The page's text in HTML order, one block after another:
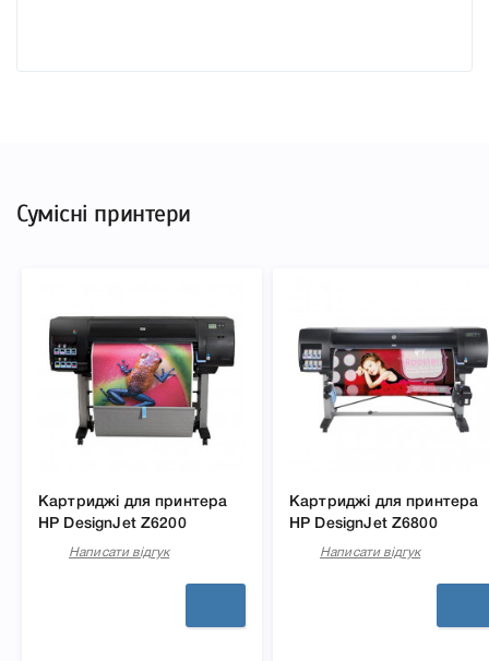
Сумісні принтери
Картриджі для принтера
HP DesignJet Z6200
Написати відгук
Картриджі для принтера
HP DesignJet Z6800
Написати відгук